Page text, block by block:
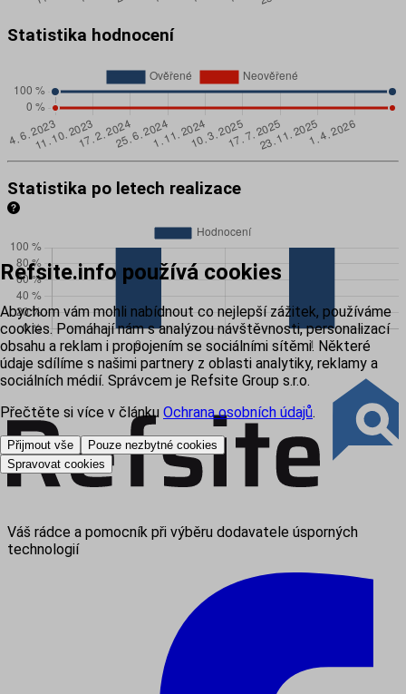
Statistika hodnocení
Statistika po letech realizace
Váš rádce a pomocník při výběru dodavatele úsporných
technologií
Refsite.info používá cookies
Abychom vám mohli nabídnout co nejlepší zážitek, používáme
cookies. Pomáhají nám s analýzou návštěvnosti, personalizací
obsahu a reklam i propojením se sociálními sítěmi. Některé
údaje sdílíme s našimi partnery z oblasti analytiky, reklamy a
sociálních médií. Správcem je Refsite Group s.r.o.
Přečtěte si více v článku Ochrana osobních údajů.
Přijmout vše
Pouze nezbytné cookies
Spravovat cookies